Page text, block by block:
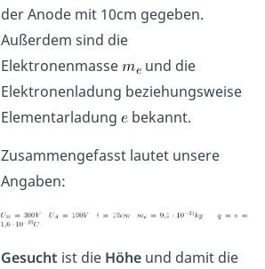
der Anode mit 10cm gegeben.
Außerdem sind die
Elektronenmasse
und die
Elektronenladung beziehungsweise
Elementarladung bekannt.
Zusammengefasst lautet unsere
Angaben:
Gesucht ist die Höheund damit die